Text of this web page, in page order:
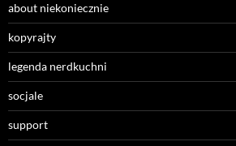
about niekoniecznie
kopyrajty
legenda nerdkuchni
socjale
support